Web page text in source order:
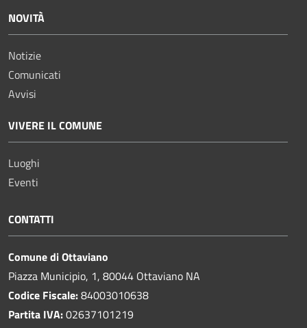
NOVITÀ
Notizie
Comunicati
Avvisi
VIVERE IL COMUNE
Luoghi
Eventi
CONTATTI
Comune di Ottaviano
Piazza Municipio, 1, 80044 Ottaviano NA
Codice Fiscale:84003010638
Partita IVA:02637101219